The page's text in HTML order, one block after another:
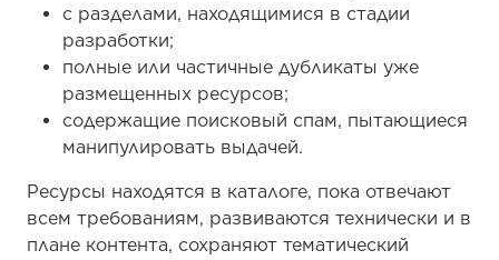
с разделами, находящимися в стадии
разработки;
полные или частичные дубликаты уже
размещенных ресурсов;
содержащие поисковый спам, пытающиеся
манипулировать выдачей.
Ресурсы находятся в каталоге, пока отвечают
всем требованиям, развиваются технически и в
плане контента, сохраняют тематический